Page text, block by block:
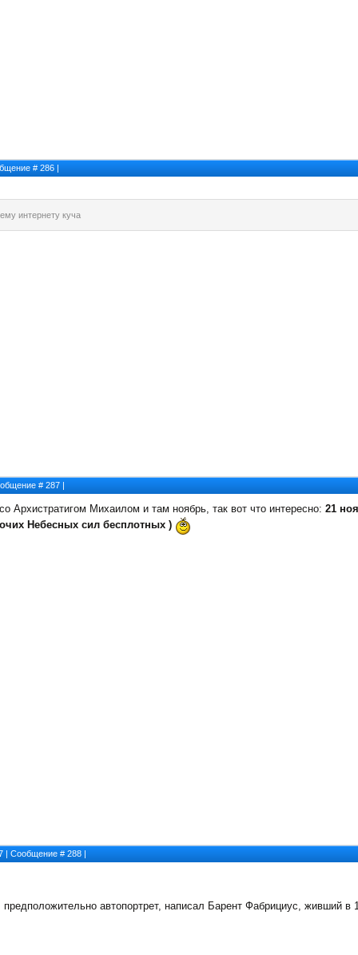
# 286 |
интернету куча
# 287 |
Архистратигом Михаилом и там ноябрь, так вот что интересно: 21
Небесных сил бесплотных )
| Сообщение # 288 |
автопортрет, написал Барент Фабрициус, живший в